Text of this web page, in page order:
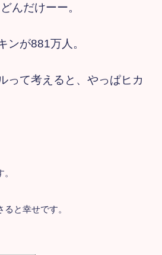
んだけーー。
ンが881万人。
って考えると、やっぱヒカ
と幸せです。